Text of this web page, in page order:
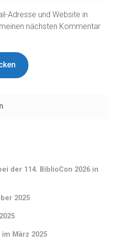
Adresse und Website in
nächsten Kommentar
der 114. BiblioCon 2026 in
2025
März 2025